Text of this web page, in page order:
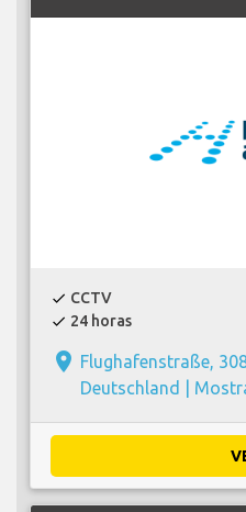
check CCTV
check 24 horas
place Flughafenstraße,
Deutschland |